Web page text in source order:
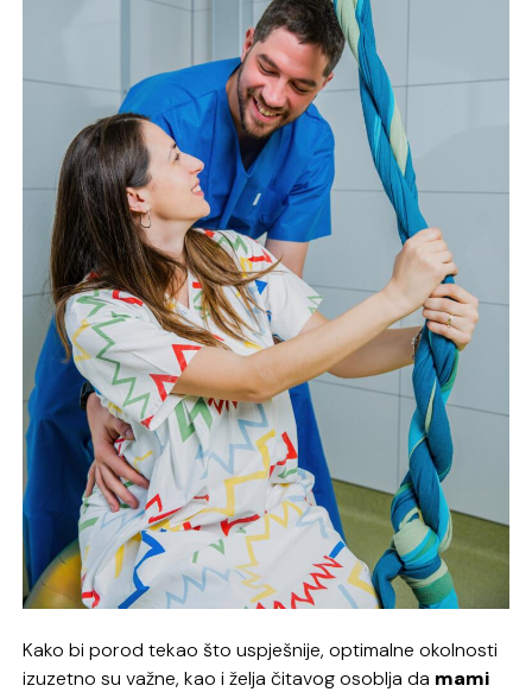
Kako bi porod tekao što uspješnije, optimalne okolnosti
izuzetno su važne, kao i želja čitavog osoblja da mami